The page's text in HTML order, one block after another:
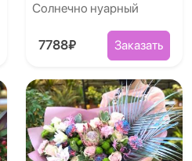
Солнечно нуарный
7788₽ Заказать